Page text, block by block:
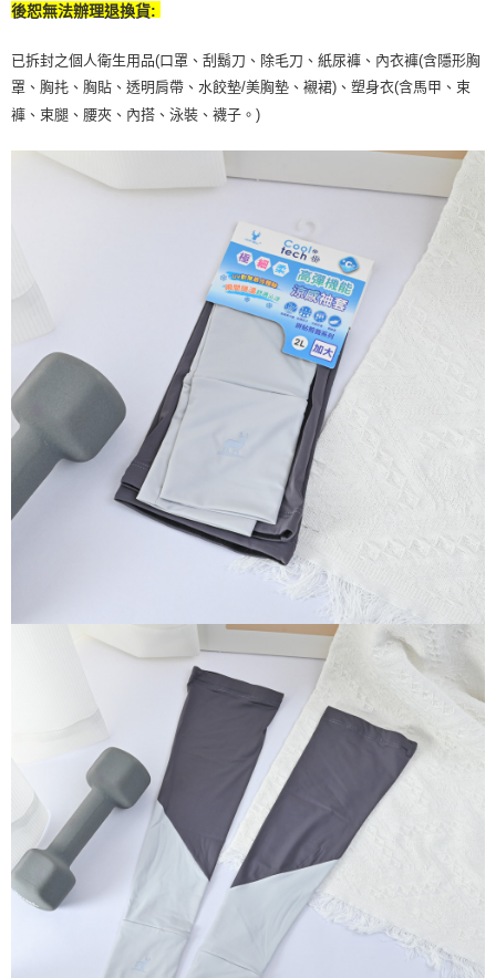
後恕無法辦理退換貨:
已拆封之個人衛生用品(口罩、刮鬍刀、除毛刀、紙尿褲、內衣褲(含隱形胸
罩、胸扥、胸貼、透明肩帶、水餃墊/美胸墊、襯裙)、塑身衣(含馬甲、束
褲、束腿、腰夾、內搭、泳裝、襪子。)